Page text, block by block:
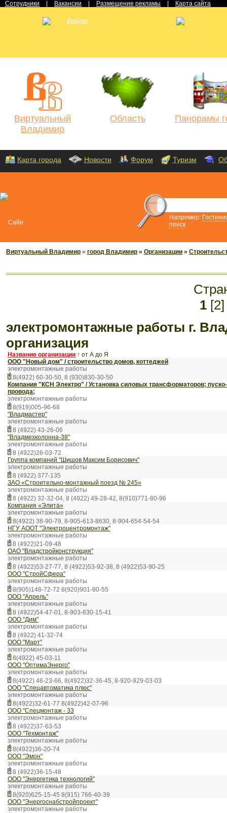
Сотрудники Вакансии Размещение рекламы Карта сайта
Виртуальный
Владимир
Область Панорамы
Карта города Новости Форум Туризм
Например:
поиск
Виртуальный Владимир » город Владимир » Организации »
1 [2]
электромонтажные работы г.
организация
Название организации ↑ от А до Я
ООО "Новый дом" / строительство домов, коттеджей
электромонтажные работы
8(4922) 60-30-50, 8 (930)830-30-50
Компания "КСН Электро" / Установка силовых трансформаторов;
провода;
электромонтажные работы
8(919)005-96-68
"Владмастер"
электромонтажные работы
8 (4922) 43-26-06
"Владмехколонна-38"
электромонтажные работы
8 (4922)26-03-72
Группа компаний "Шишов Максим Борисович"
электромонтажные работы
8 (4922) 377-135
ЗАО «Строительно-монтажный поезд № 245»
электромонтажные работы
8 (4922) 32-32-04, 8 (4922) 49-28-42, 8(910)771-80-96
Компания «Элита»
электромонтажные работы
8(4922) 38-90-79, 8-905-613-8630, 8-904-654-54-54
НГУ АООТ "Электроцентромонтаж"
электромонтажные работы
8 (4922)21-09-48
ОАО "Владстройконструкция"
электромонтажные работы
8 (4922)53-27-77, 8 (4922)53-92-38, 8 (4922)53-90-25
ООО "СтройСфера"
электромонтажные работы
8(905)148-72-72 8(920)901-80-55
ООО "Апрель"
электромонтажные работы
8 (4922)54-47-01, 8-903-830-15-41
ООО "Дим"
электромонтажные работы
8 (4922) 41-32-74
ООО "Март"
электромонтажные работы
8(4922) 45-03-11
ООО "ОптимаЭнерго"
электромонтажные работы
8(4922) 46-23-66, 8(4922)32-36-45, 8-920-929-03-03
ООО "Спецавтоматика плюс"
электромонтажные работы
8(4922)32-61-77 8(4922)42-07-96
ООО "Спецмонтаж - 33
электромонтажные работы
8 (4922)37-63-53
ООО "Техмонтаж"
электромонтажные работы
8(4922)36-20-74
ООО "Эмон"
электромонтажные работы
8 (4922)36-15-48
ООО "Энергетика технологий"
электромонтажные работы
8(920)625-15-45 8(915) 766-40-39
ООО "Энергоснабстройпроект"
электромонтажные работы